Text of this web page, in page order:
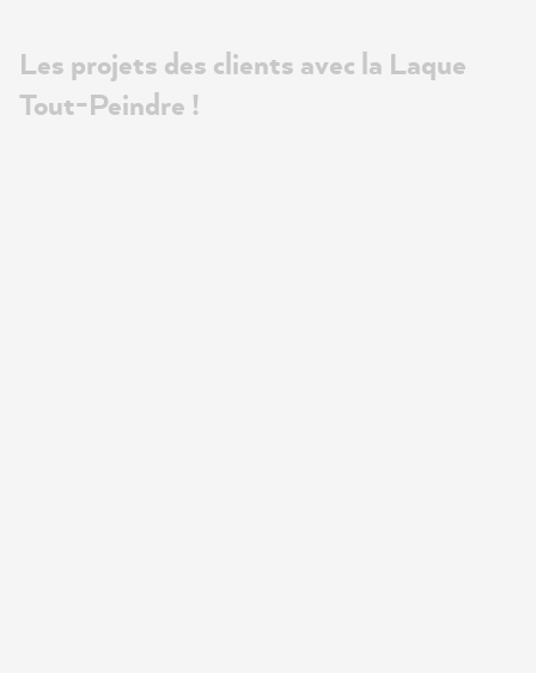
Les projets des clients avec la Laque
Tout-Peindre !